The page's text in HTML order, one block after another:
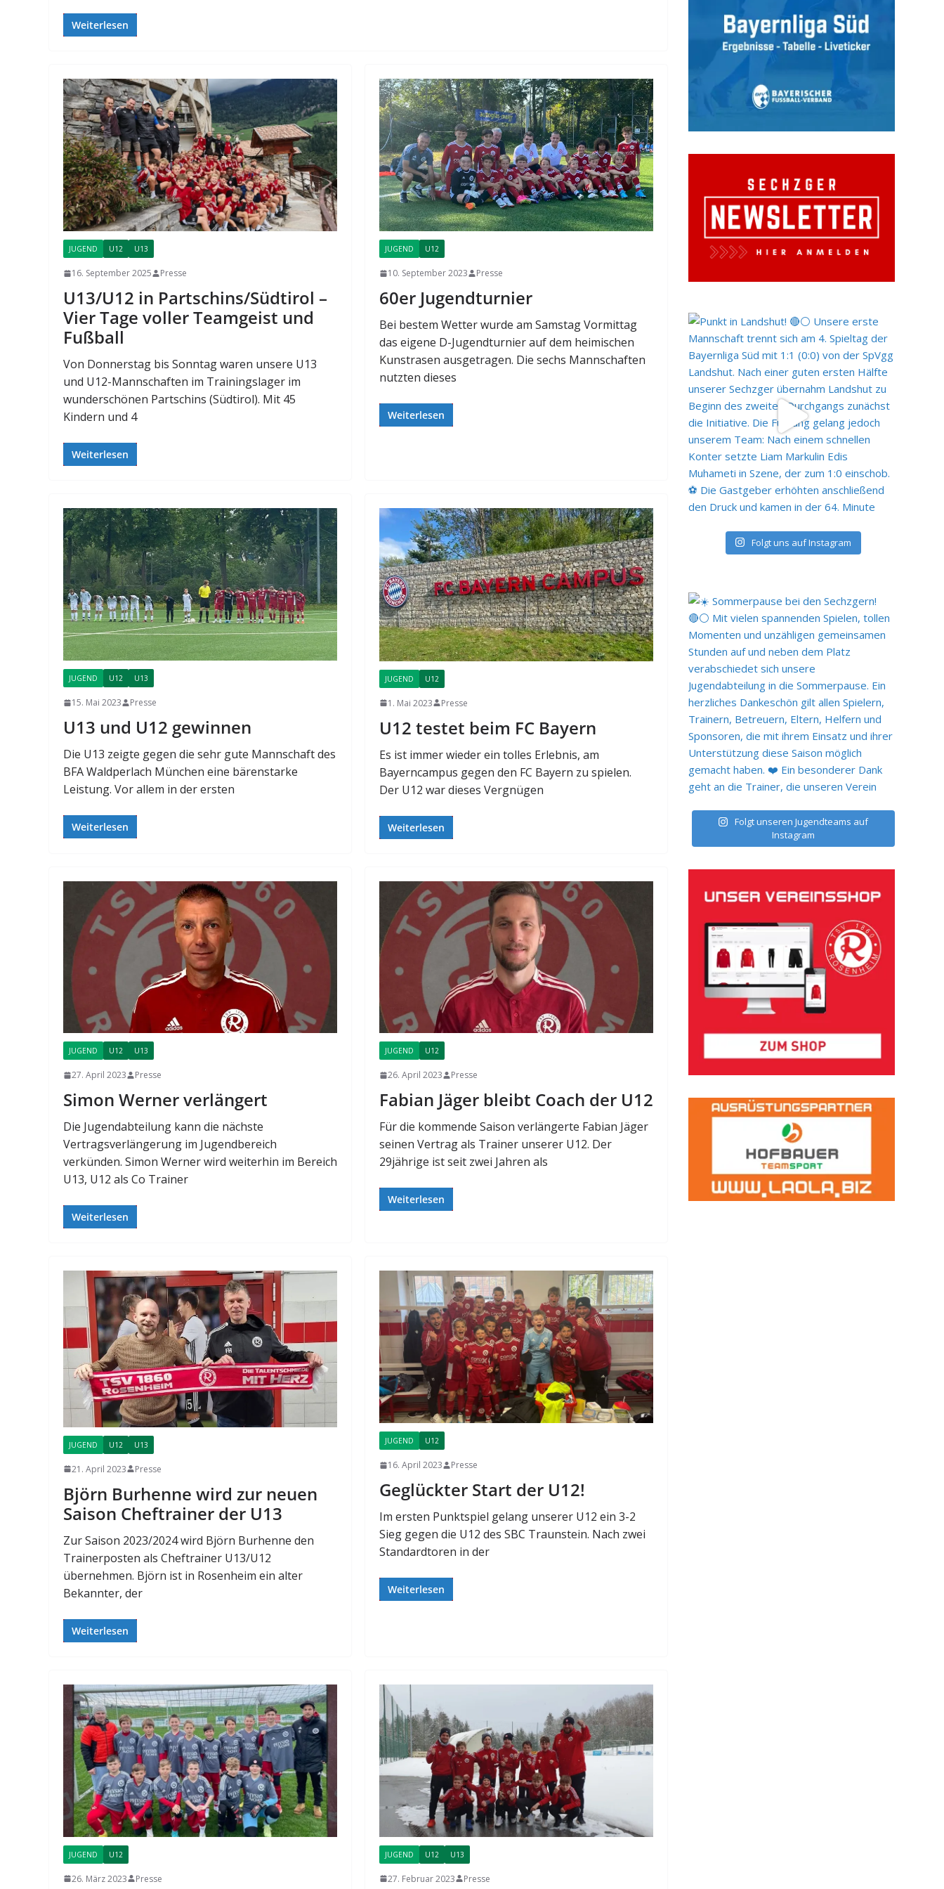
Weiterlesen
JUGEND U12 U13
16. September 2025 Presse
U13/U12 in Partschins/Südtirol –
Vier Tage voller Teamgeist und
Fußball
Von Donnerstag bis Sonntag waren unsere U13
und U12-Mannschaften im Trainingslager im
wunderschönen Partschins (Südtirol). Mit 45
Kindern und 4
Weiterlesen
JUGEND U12
10. September 2023 Presse
60er Jugendturnier
Bei bestem Wetter wurde am Samstag Vormittag
das eigene D-Jugendturnier auf dem heimischen
Kunstrasen ausgetragen. Die sechs Mannschaften
nutzten dieses
Weiterlesen
JUGEND U12 U13
15. Mai 2023 Presse
U13 und U12 gewinnen
Die U13 zeigte gegen die sehr gute Mannschaft des
BFA Waldperlach München eine bärenstarke
Leistung. Vor allem in der ersten
Weiterlesen
JUGEND U12
1. Mai 2023 Presse
U12 testet beim FC Bayern
Es ist immer wieder ein tolles Erlebnis, am
Bayerncampus gegen den FC Bayern zu spielen.
Der U12 war dieses Vergnügen
Weiterlesen
JUGEND U12 U13
27. April 2023 Presse
Simon Werner verlängert
Die Jugendabteilung kann die nächste
Vertragsverlängerung im Jugendbereich
verkünden. Simon Werner wird weiterhin im Bereich
U13, U12 als Co Trainer
Weiterlesen
JUGEND U12
26. April 2023 Presse
Fabian Jäger bleibt Coach der U12
Für die kommende Saison verlängerte Fabian Jäger
seinen Vertrag als Trainer unserer U12. Der
29jährige ist seit zwei Jahren als
Weiterlesen
JUGEND U12 U13
21. April 2023 Presse
Björn Burhenne wird zur neuen
Saison Cheftrainer der U13
Zur Saison 2023/2024 wird Björn Burhenne den
Trainerposten als Cheftrainer U13/U12
übernehmen. Björn ist in Rosenheim ein alter
Bekannter, der
Weiterlesen
JUGEND U12
16. April 2023 Presse
Geglückter Start der U12!
Im ersten Punktspiel gelang unserer U12 ein 3-2
Sieg gegen die U12 des SBC Traunstein. Nach zwei
Standardtoren in der
Weiterlesen
JUGEND U12
26. März 2023 Presse
JUGEND U12 U13
27. Februar 2023 Presse
Folgt uns auf Instagram
Folgt unseren Jugendteams auf
Instagram